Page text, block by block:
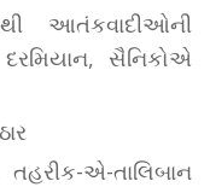
આતંકવાદીઓની
સૈનિકોએ
એ-તાલિબાન